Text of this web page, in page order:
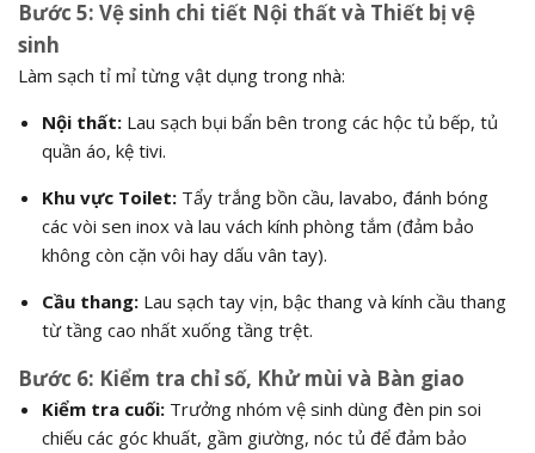
Bước 5: Vệ sinh chi tiết Nội thất và Thiết bị vệ
sinh
Làm sạch tỉ mỉ từng vật dụng trong nhà:
Nội thất:Lau sạch bụi bẩn bên trong các hộc tủ bếp, tủ
quần áo, kệ tivi.
Khu vực Toilet:Tẩy trắng bồn cầu, lavabo, đánh bóng
các vòi sen inox và lau vách kính phòng tắm (đảm bảo
không còn cặn vôi hay dấu vân tay).
Cầu thang:Lau sạch tay vịn, bậc thang và kính cầu thang
từ tầng cao nhất xuống tầng trệt.
Bước 6: Kiểm tra chỉ số, Khử mùi và Bàn giao
Kiểm tra cuối:Trưởng nhóm vệ sinh dùng đèn pin soi
chiếu các góc khuất, gầm giường, nóc tủ để đảm bảo